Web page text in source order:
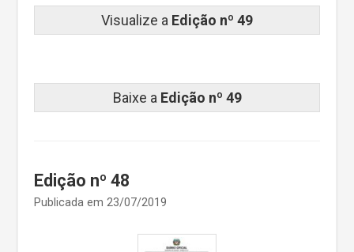
Visualize a Edição nº 49
Baixe a Edição nº 49
Edição nº 48
Publicada em 23/07/2019